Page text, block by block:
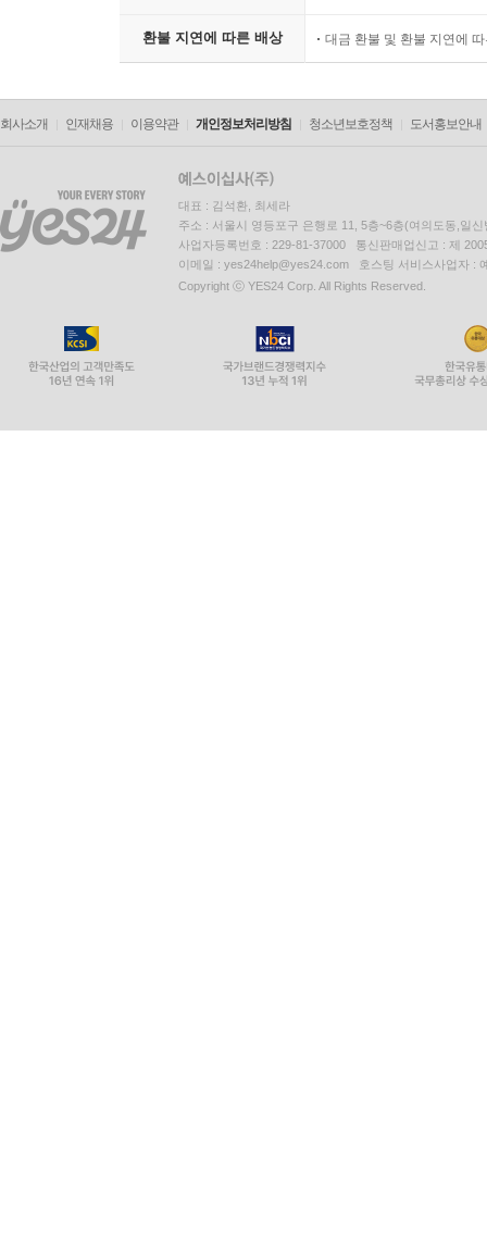
환불 지연에 따른 배상 대금 환불 및 환불 지연에
회사소개 인재채용 이용약관 개인정보처리방침 청소년보호정책 도서홍보안내
대표 : 김석환, 최세라
주소 : 서울시 영등포구 은행로 11, 5층~6층(여의도동,일신
사업자등록번호 : 229-81-37000 통신판매업신고 : 제
이메일 : yes24help@yes24.com 호스팅 서비스사업자 :
Copyright ⓒ YES24 Corp. All Rights Reserved.